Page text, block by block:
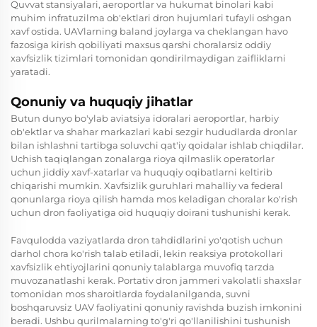
Quvvat stansiyalari, aeroportlar va hukumat binolari kabi
muhim infratuzilma ob'ektlari dron hujumlari tufayli oshgan
xavf ostida. UAVlarning baland joylarga va cheklangan havo
fazosiga kirish qobiliyati mахsus qarshi choralarsiz oddiy
xavfsizlik tizimlari tomonidan qondirilmaydigan zaifliklarni
yaratadi.
Qonuniy va huquqiy jihatlar
Butun dunyo bo'ylab aviatsiya idoralari aeroportlar, harbiy
ob'ektlar va shahar markazlari kabi sezgir hududlarda dronlar
bilan ishlashni tartibga soluvchi qat'iy qoidalar ishlab chiqdilar.
Uchish taqiqlangan zonalarga rioya qilmaslik operatorlar
uchun jiddiy xavf-xatarlar va huquqiy oqibatlarni keltirib
chiqarishi mumkin. Xavfsizlik guruhlari mahalliy va federal
qonunlarga rioya qilish hamda mos keladigan choralar ko'rish
uchun dron faoliyatiga oid huquqiy doirani tushunishi kerak.
Favqulodda vaziyatlarda dron tahdidlarini yo'qotish uchun
darhol chora ko'rish talab etiladi, lekin reaksiya protokollari
xavfsizlik ehtiyojlarini qonuniy talablarga muvofiq tarzda
muvozanatlashi kerak. Portativ dron jammeri vakolatli shaxslar
tomonidan mos sharoitlarda foydalanilganda, suvni
boshqaruvsiz UAV faoliyatini qonuniy ravishda buzish imkonini
beradi. Ushbu qurilmalarning to'g'ri qo'llanilishini tushunish